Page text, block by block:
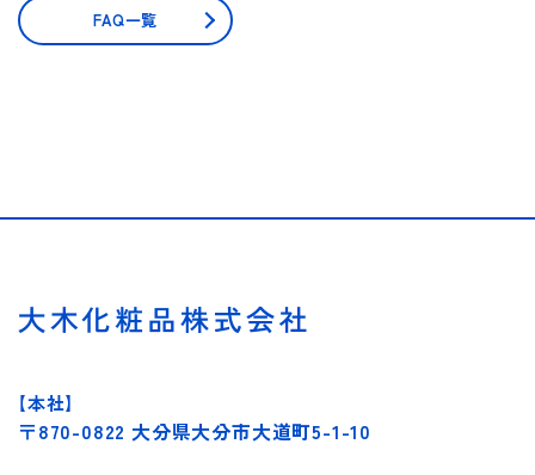
FAQ一覧
【本社】
〒870-0822 大分県大分市大道町5-1-10